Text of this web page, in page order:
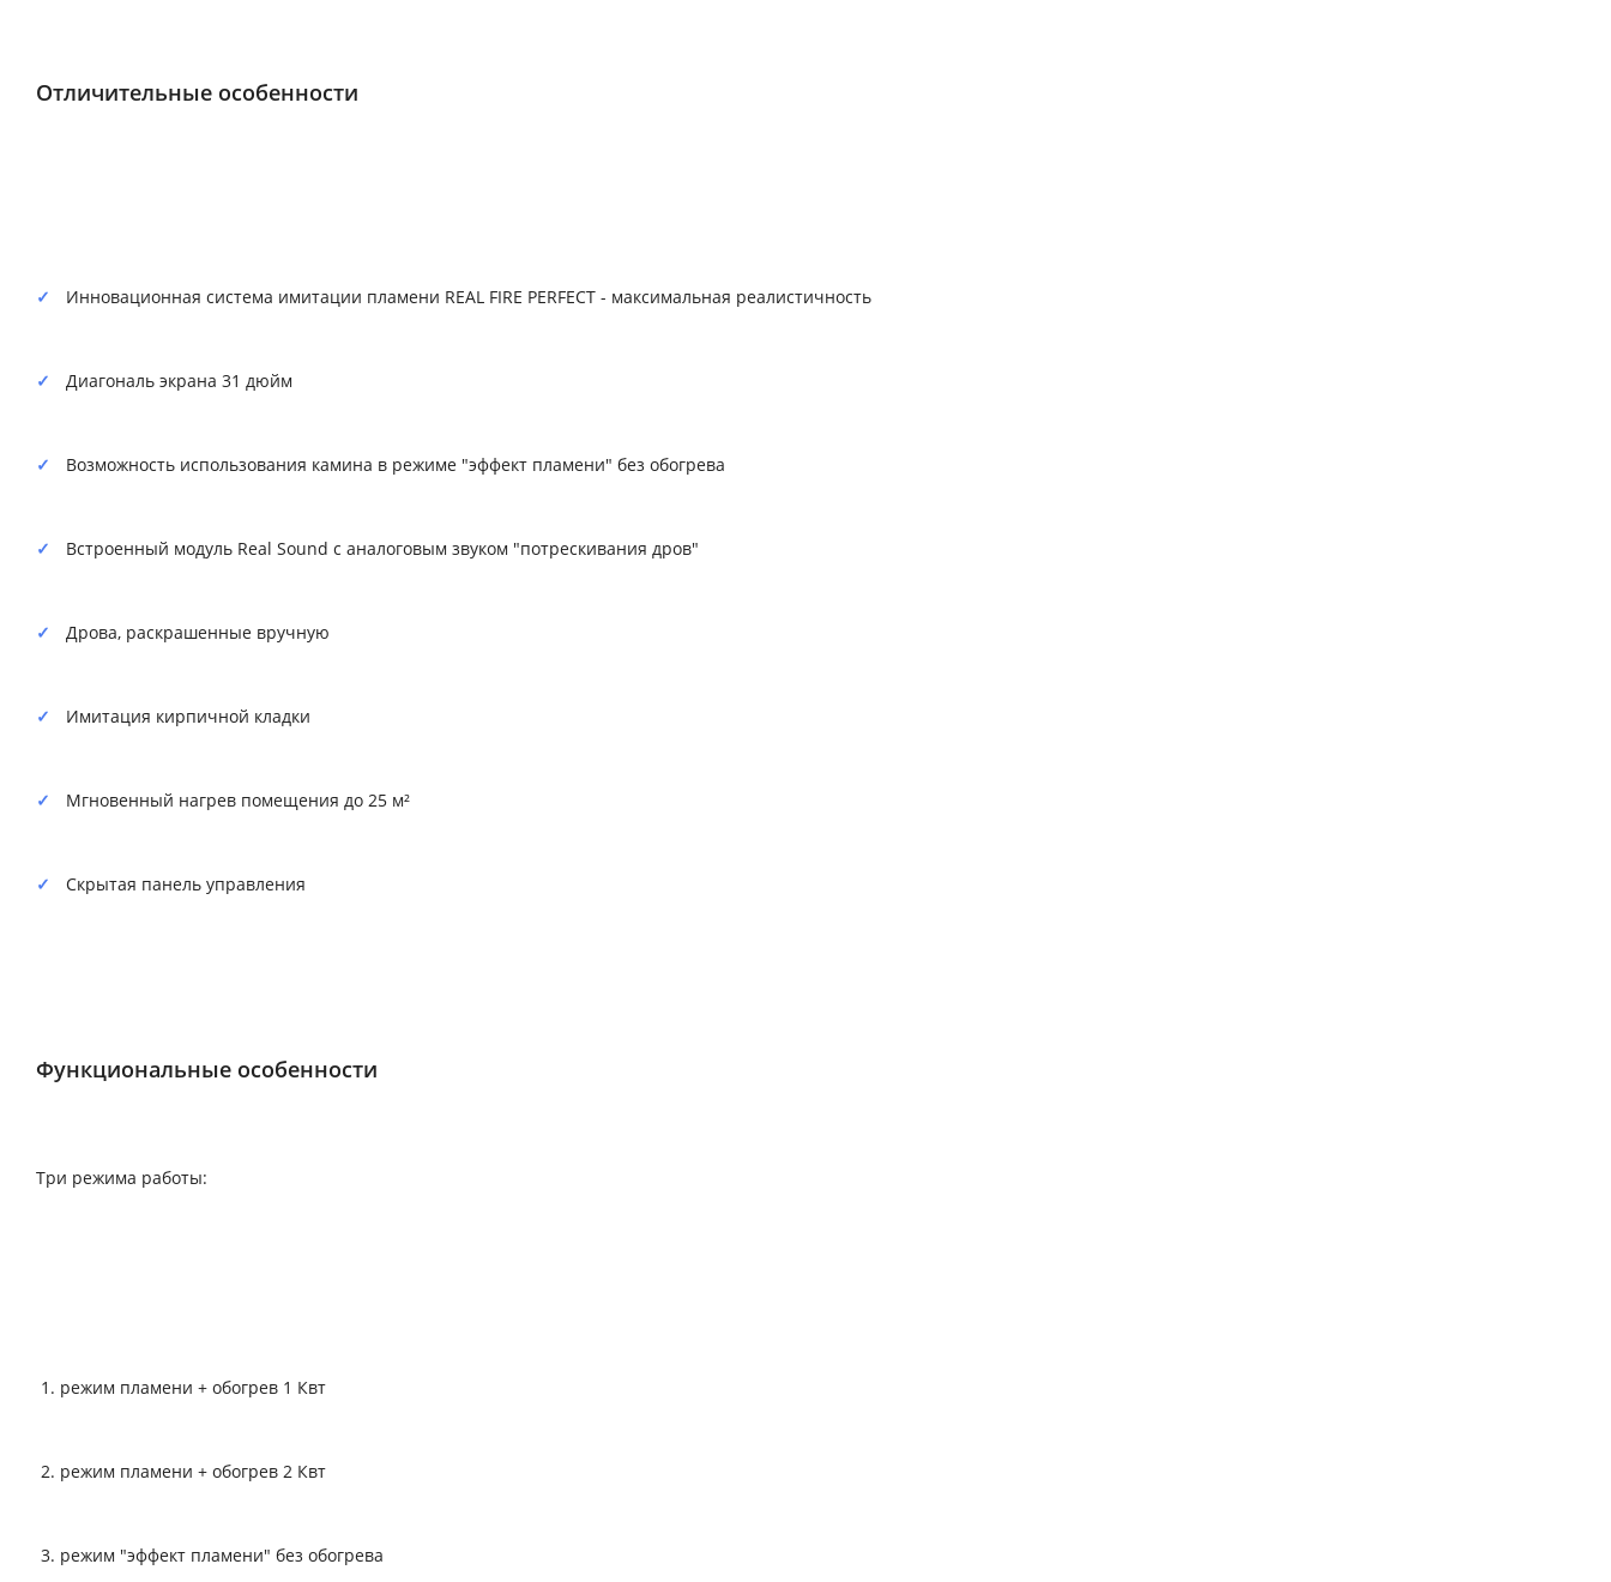
Отличительные особенности
Инновационная система имитации пламени REAL FIRE PERFECT - максимальная реалистичность
Диагональ экрана 31 дюйм
Возможность использования камина в режиме "эффект пламени" без обогрева
Встроенный модуль Real Sound с аналоговым звуком "потрескивания дров"
Дрова, раскрашенные вручную
Имитация кирпичной кладки
Мгновенный нагрев помещения до 25 м²
Скрытая панель управления
Функциональные особенности
Три режима работы:
режим пламени + обогрев 1 Квт
режим пламени + обогрев 2 Квт
режим "эффект пламени" без обогрева